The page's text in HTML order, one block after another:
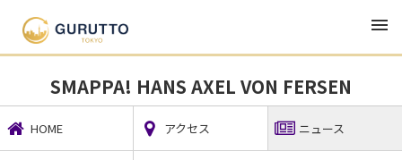
TOP
ニュース
SMAPPA! HANS AXEL VON FERSEN
HOME アクセス ニュース